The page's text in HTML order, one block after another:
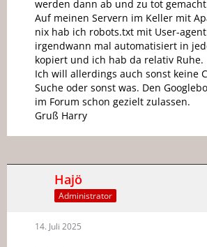
werden dann ab und zu tot
Auf meinen Servern im Keller mit
nix hab ich robots.txt mit User-
irgendwann mal automatisiert in
kopiert und ich hab da relativ Ruhe.
Ich will allerdings auch sonst keine
Suche oder sonst was. Den
im Forum schon gezielt zulassen.
Gruß Harry
Hajö
Administrator
14. Juli 2025